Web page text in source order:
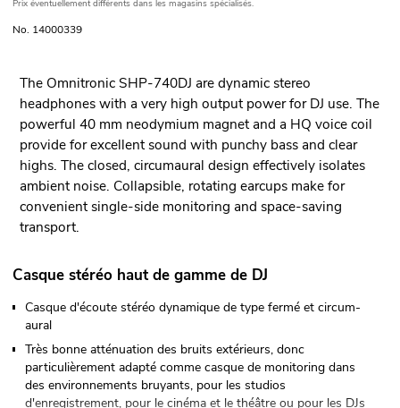
Prix éventuellement différents dans les magasins spécialisés.
No. 14000339
The Omnitronic SHP-740DJ are dynamic stereo
headphones with a very high output power for DJ use. The
powerful 40 mm neodymium magnet and a HQ voice coil
provide for excellent sound with punchy bass and clear
highs. The closed, circumaural design effectively isolates
ambient noise. Collapsible, rotating earcups make for
convenient single-side monitoring and space-saving
transport.
Casque stéréo haut de gamme de DJ
Casque d'écoute stéréo dynamique de type fermé et circum-
aural
Très bonne atténuation des bruits extérieurs, donc
particulièrement adapté comme casque de monitoring dans
des environnements bruyants, pour les studios
d'enregistrement, pour le cinéma et le théâtre ou pour les DJs